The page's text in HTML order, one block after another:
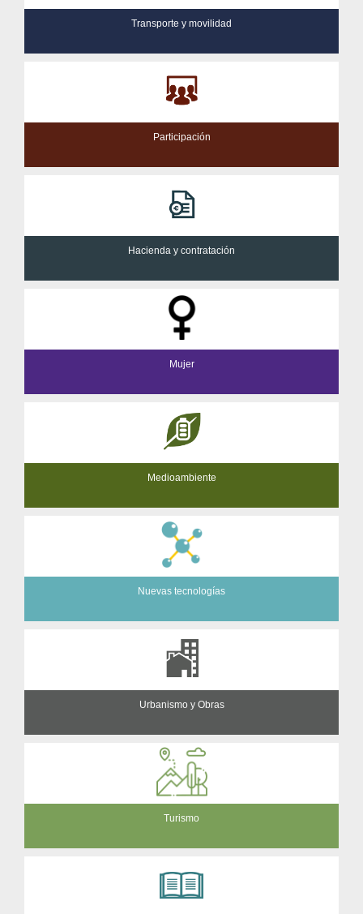
Transporte y movilidad
Participación
Hacienda y contratación
Mujer
Medioambiente
Nuevas tecnologías
Urbanismo y Obras
Turismo